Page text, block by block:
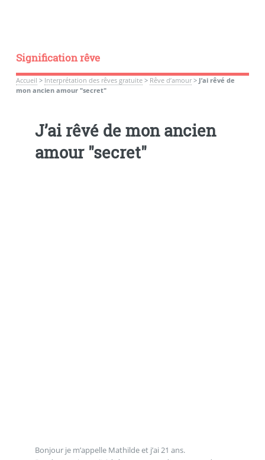
Signification rêve
Accueil > Interprétation des rêves gratuite> Rêve d’amour> J’ai rêvé de
mon ancien amour "secret"
J’ai rêvé de mon ancien
amour "secret"
Bonjour je m’appelle Mathilde et j’ai 21 ans.